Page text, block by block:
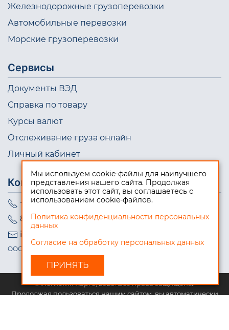
Железнодорожные грузоперевозки
Автомобильные перевозки
Морские грузоперевозки
Сервисы
Документы ВЭД
Справка по товару
Курсы валют
Отслеживание груза онлайн
Личный кабинет
Контакты
+7 (495) 723-10-98
8 (800) 550-08-99
info@logistic-cargo.ru
ООО "Логистик Карго", ИНН 5009076973
© Логистик Карго, 2026. Все права защищены.
Продолжая пользоваться нашим сайтом, вы автоматически
Мы используем cookie-файлы для наилучшего
представления нашего сайта. Продолжая
использовать этот сайт, вы соглашаетесь с
использованием cookie-файлов.
Политика конфиденциальности персональных
данных
Согласие на обработку персональных данных